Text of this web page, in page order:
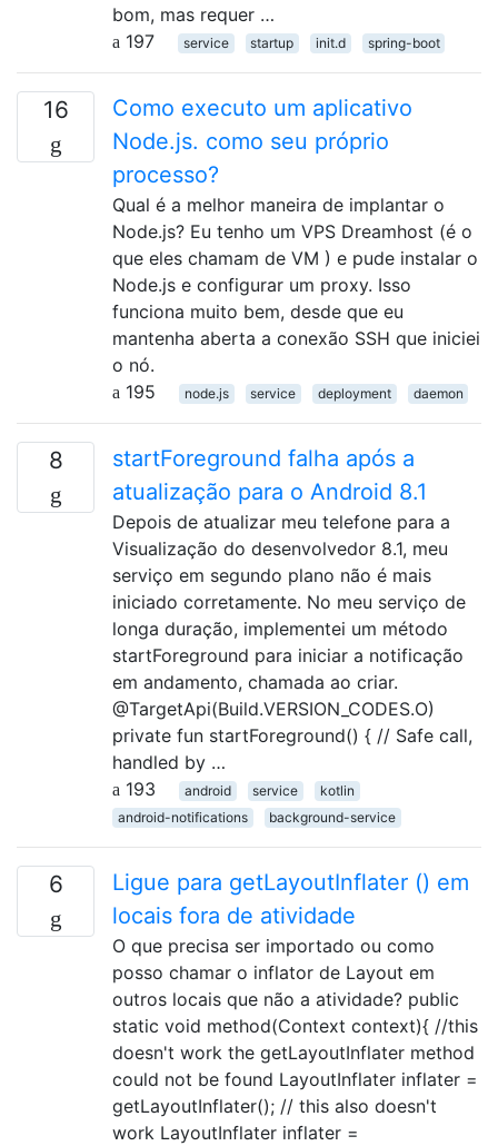
bom, mas requer …
197
service startup init.d spring-boot
16
Como executo um aplicativo
Node.js. como seu próprio
processo?
Qual é a melhor maneira de implantar o
Node.js? Eu tenho um VPS Dreamhost (é o
que eles chamam de VM ) e pude instalar o
Node.js e configurar um proxy. Isso
funciona muito bem, desde que eu
mantenha aberta a conexão SSH que iniciei
o nó.
195
node.js service deployment daemon
8
startForeground falha após a
atualização para o Android 8.1
Depois de atualizar meu telefone para a
Visualização do desenvolvedor 8.1, meu
serviço em segundo plano não é mais
iniciado corretamente. No meu serviço de
longa duração, implementei um método
startForeground para iniciar a notificação
em andamento, chamada ao criar.
@TargetApi(Build.VERSION_CODES.O)
private fun startForeground() { // Safe call,
handled by …
193
android service
kotlin
android-notifications
background-service
6
Ligue para getLayoutInflater () em
locais fora de atividade
O que precisa ser importado ou como
posso chamar o inflator de Layout em
outros locais que não a atividade? public
static void method(Context context){ //this
doesn't work the getLayoutInflater method
could not be found LayoutInflater inflater =
getLayoutInflater(); // this also doesn't
work LayoutInflater inflater =